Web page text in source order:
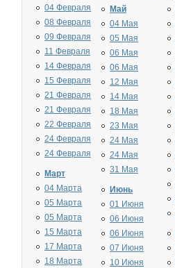
04 Февраля
08 Февраля
09 Февраля
11 Февраля
14 Февраля
15 Февраля
21 Февраля
21 Февраля
22 Февраля
24 Февраля
24 Февраля
Март
04 Марта
05 Марта
05 Марта
15 Марта
17 Марта
18 Марта
Май
04 Мая
05 Мая
06 Мая
06 Мая
12 Мая
14 Мая
18 Мая
23 Мая
24 Мая
24 Мая
31 Мая
Июнь
01 Июня
06 Июня
06 Июня
07 Июня
10 Июня